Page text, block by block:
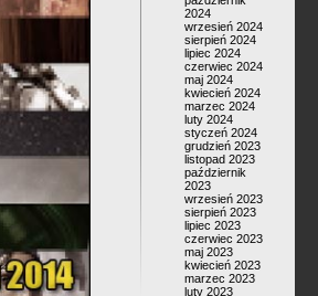
2024
wrzesień 2024
sierpień 2024
lipiec 2024
czerwiec 2024
maj 2024
kwiecień 2024
marzec 2024
luty 2024
styczeń 2024
grudzień 2023
listopad 2023
październik
2023
wrzesień 2023
sierpień 2023
lipiec 2023
czerwiec 2023
maj 2023
kwiecień 2023
marzec 2023
luty 2023